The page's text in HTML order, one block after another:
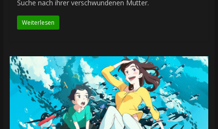
Suche nach ihrer verschwundenen Mutter.
Weiterlesen